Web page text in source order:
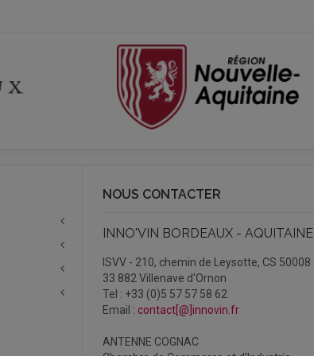
NOUS CONTACTER
INNO'VIN BORDEAUX - AQUITAINE
ISVV - 210, chemin de Leysotte, CS 50008
33 882 Villenave d'Ornon
Tel : +33 (0)5 57 57 58 62
Email : contact[@]innovin.fr
ANTENNE COGNAC